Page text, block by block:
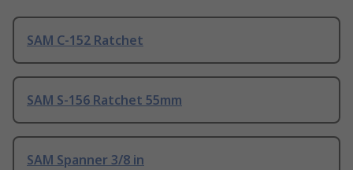
SAM C-152 Ratchet
SAM S-156 Ratchet 55mm
SAM Spanner 3/8 in